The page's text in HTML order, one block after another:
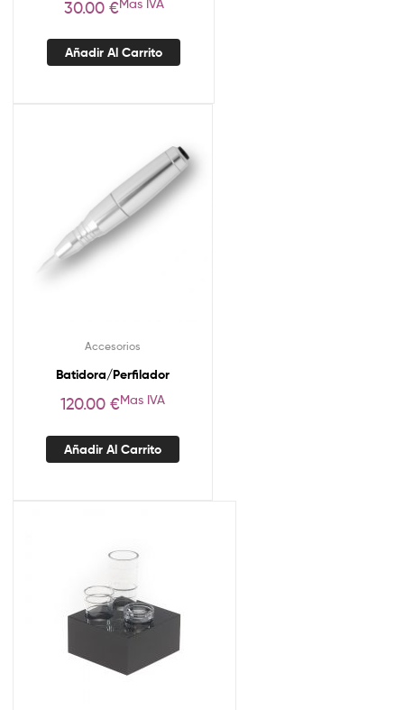
30.00 €Mas IVA
Añadir Al Carrito
Accesorios
Batidora/Perfilador
120.00 €Mas IVA
Añadir Al Carrito